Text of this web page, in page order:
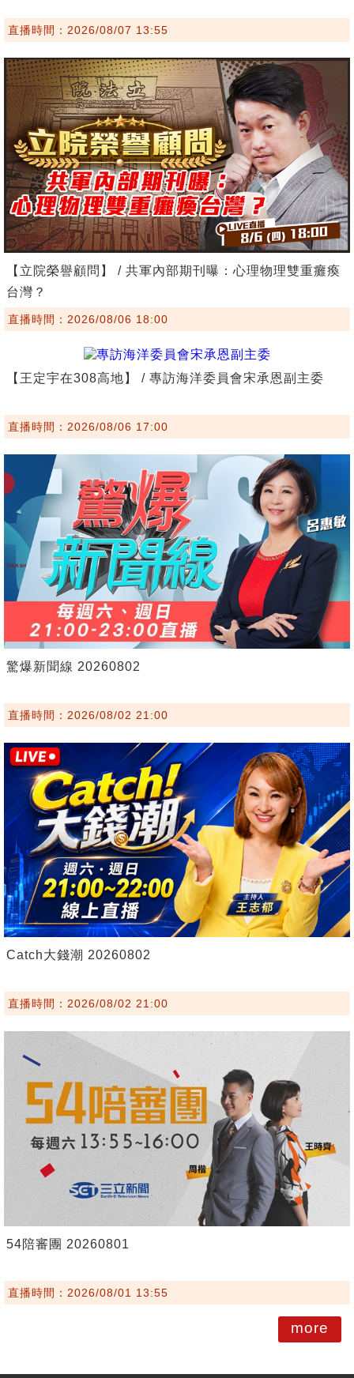
直播時間：2026/08/07 13:55
【立院榮譽顧問】 / 共軍內部期刊曝：心理物理雙重癱瘓
台灣？
直播時間：2026/08/06 18:00
【王定宇在308高地】 / 專訪海洋委員會宋承恩副主委
直播時間：2026/08/06 17:00
驚爆新聞線 20260802
直播時間：2026/08/02 21:00
Catch大錢潮 20260802
直播時間：2026/08/02 21:00
54陪審團 20260801
直播時間：2026/08/01 13:55
more